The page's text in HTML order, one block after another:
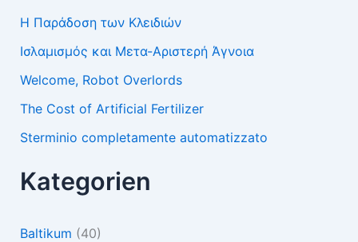
Η Παράδοση των Κλειδιών
Ισλαμισμός και Μετα-Αριστερή Άγνοια
Welcome, Robot Overlords
The Cost of Artificial Fertilizer
Sterminio completamente automatizzato
Kategorien
Baltikum (40)